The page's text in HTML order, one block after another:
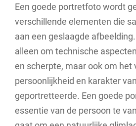
Een goede portretfoto wordt
verschillende elementen die
aan een geslaagde
alleen om technische
en scherpte, maar ook om het
persoonlijkheid en karakter
geportretteerde. Een goede
essentie van de persoon te